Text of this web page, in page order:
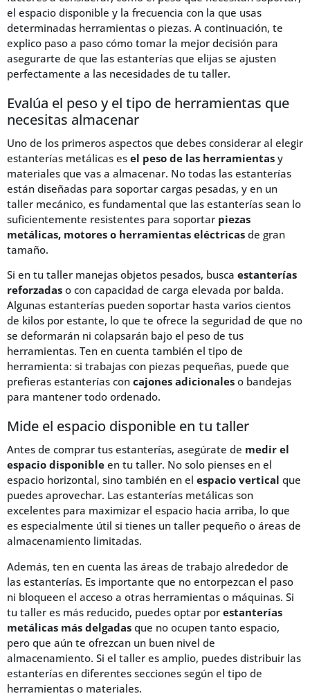
el espacio disponible y la frecuencia con la que usas
determinadas herramientas o piezas. A continuación, te
explico paso a paso cómo tomar la mejor decisión para
asegurarte de que las estanterías que elijas se ajusten
perfectamente a las necesidades de tu taller.
Evalúa el peso y el tipo de herramientas que
necesitas almacenar
Uno de los primeros aspectos que debes considerar al elegir
estanterías metálicas es el peso de las herramientas y
materiales que vas a almacenar. No todas las estanterías
están diseñadas para soportar cargas pesadas, y en un
taller mecánico, es fundamental que las estanterías sean lo
suficientemente resistentes para soportar piezas
metálicas, motores o herramientas eléctricas de gran
tamaño.
Si en tu taller manejas objetos pesados, busca estanterías
reforzadas o con capacidad de carga elevada por balda.
Algunas estanterías pueden soportar hasta varios cientos
de kilos por estante, lo que te ofrece la seguridad de que no
se deformarán ni colapsarán bajo el peso de tus
herramientas. Ten en cuenta también el tipo de
herramienta: si trabajas con piezas pequeñas, puede que
prefieras estanterías con cajones adicionales o bandejas
para mantener todo ordenado.
Mide el espacio disponible en tu taller
Antes de comprar tus estanterías, asegúrate de medir el
espacio disponible en tu taller. No solo pienses en el
espacio horizontal, sino también en el espacio vertical que
puedes aprovechar. Las estanterías metálicas son
excelentes para maximizar el espacio hacia arriba, lo que
es especialmente útil si tienes un taller pequeño o áreas de
almacenamiento limitadas.
Además, ten en cuenta las áreas de trabajo alrededor de
las estanterías. Es importante que no entorpezcan el paso
ni bloqueen el acceso a otras herramientas o máquinas. Si
tu taller es más reducido, puedes optar por estanterías
metálicas más delgadas que no ocupen tanto espacio,
pero que aún te ofrezcan un buen nivel de
almacenamiento. Si el taller es amplio, puedes distribuir las
estanterías en diferentes secciones según el tipo de
herramientas o materiales.